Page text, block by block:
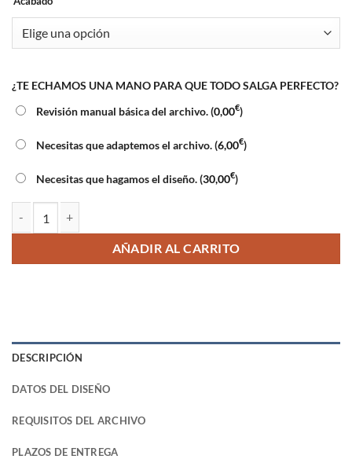
¿TE ECHAMOS UNA MANO PARA QUE TODO SALGA PERFECTO?
Revisión manual básica del archivo. (0,00€)
Necesitas que adaptemos el archivo. (6,00€)
Necesitas que hagamos el diseño. (30,00€)
Revistas y catálogos cantidadAÑADIR AL CARRITO
DESCRIPCIÓN
DATOS DEL DISEÑO
REQUISITOS DEL ARCHIVO
PLAZOS DE ENTREGA